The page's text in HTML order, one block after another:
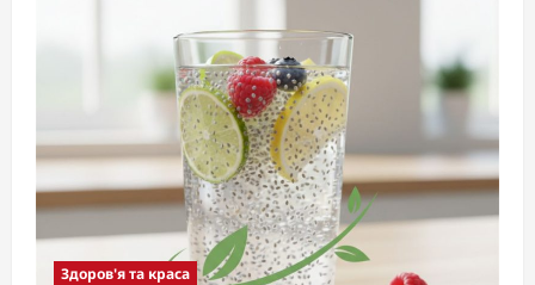
Здоров'я та краса